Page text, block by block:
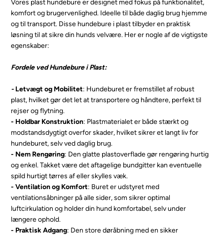
Vores plast hundebure er designet med fokus på funktionalitet,
komfort og brugervenlighed. Ideelle til både daglig brug hjemme
og til transport. Disse hundebure i plast tilbyder en praktisk
løsning til at sikre din hunds velvære. Her er nogle af de vigtigste
egenskaber:
Fordele ved Hundebure i Plast:
- Letvægt og Mobilitet: Hundeburet er fremstillet af robust
plast, hvilket gør det let at transportere og håndtere, perfekt til
rejser og flytning.
- Holdbar Konstruktion: Plastmaterialet er både stærkt og
modstandsdygtigt overfor skader, hvilket sikrer et langt liv for
hundeburet, selv ved daglig brug.
- Nem Rengøring: Den glatte plastoverflade gør rengøring hurtig
og enkel. Takket være det aftagelige bundgitter kan eventuelle
spild hurtigt tørres af eller skylles væk.
- Ventilation og Komfort: Buret er udstyret med
ventilationsåbninger på alle sider, som sikrer optimal
luftcirkulation og holder din hund komfortabel, selv under
længere ophold.
- Praktisk Adgang: Den store døråbning med en sikker